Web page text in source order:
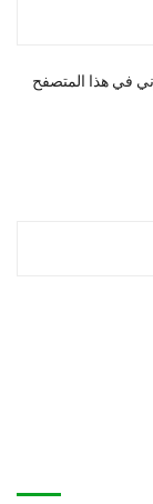
في هذا المتصفح